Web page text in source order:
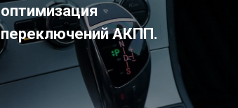
оптимизация
переключений АКПП.